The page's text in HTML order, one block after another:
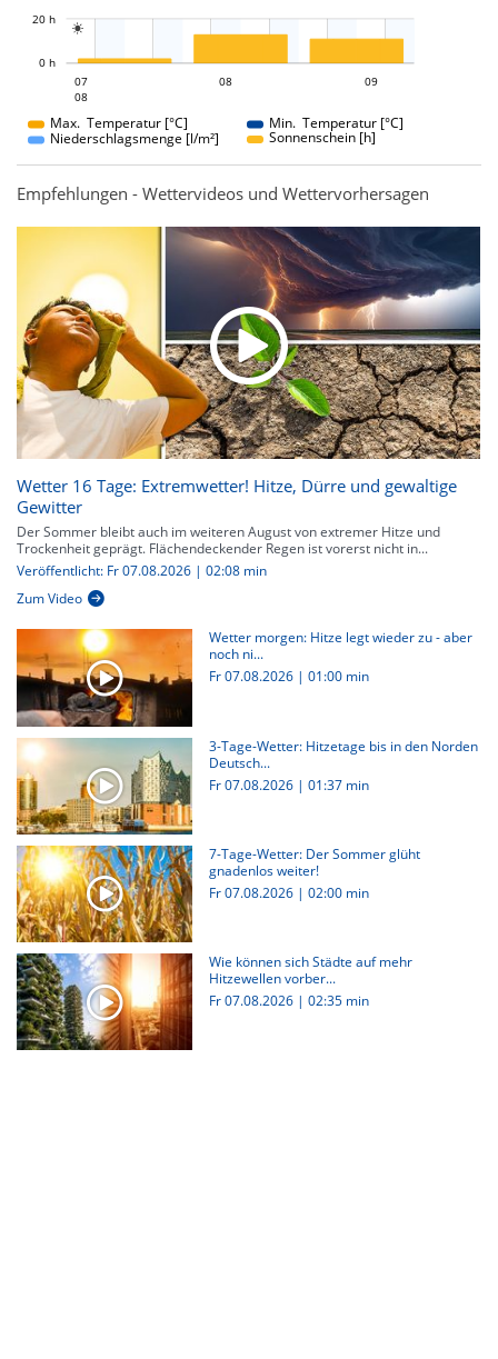

0 h
20 h
07
08
08 09
Max. Temperatur [°C]
Min. Temperatur [°C]
Niederschlagsmenge [l/m²]
Sonnenschein [h]
Empfehlungen - Wettervideos und Wettervorhersagen
Wetter 16 Tage: Extremwetter! Hitze, Dürre und gewaltige
Gewitter
Der Sommer bleibt auch im weiteren August von extremer Hitze und
Trockenheit geprägt. Flächendeckender Regen ist vorerst nicht in...
Veröffentlicht: Fr 07.08.2026 | 02:08 min
Zum Video
Wetter morgen: Hitze legt wieder zu - aber
noch ni...
Fr 07.08.2026 | 01:00 min
3-Tage-Wetter: Hitzetage bis in den Norden
Deutsch...
Fr 07.08.2026 | 01:37 min
7-Tage-Wetter: Der Sommer glüht
gnadenlos weiter!
Fr 07.08.2026 | 02:00 min
Wie können sich Städte auf mehr
Hitzewellen vorber...
Fr 07.08.2026 | 02:35 min